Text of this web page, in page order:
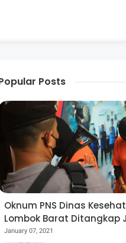
Posts
Oknum PNS Dinas
Lombok Barat Ditangkap
Ekstasi
January 07, 2021